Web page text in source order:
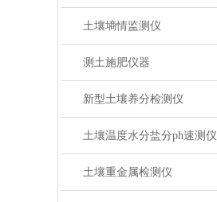
土壤墒情监测仪
测土施肥仪器
新型土壤养分检测仪
土壤温度水分盐分ph速测仪
土壤重金属检测仪